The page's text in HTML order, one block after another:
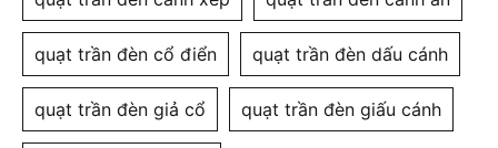
quạt trần đèn cổ điển quạt trần đèn dấu cánh
quạt trần đèn giả cổ quạt trần đèn giấu cánh